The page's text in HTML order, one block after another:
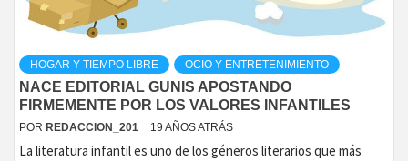
HOGAR Y TIEMPO LIBRE OCIO Y ENTRETENIMIENTO
NACE EDITORIAL GUNIS APOSTANDO
FIRMEMENTE POR LOS VALORES INFANTILES
POR REDACCION_201 19 AÑOS ATRÁS
La literatura infantil es uno de los géneros literarios que más